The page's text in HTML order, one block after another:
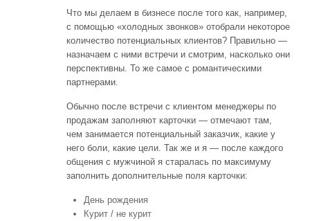
Что мы делаем в бизнесе после того как, например,
с помощью «холодных звонков» отобрали некоторое
количество потенциальных клиентов? Правильно —
назначаем с ними встречи и смотрим, насколько они
перспективны. То же самое с романтическими
партнерами.
Обычно после встречи с клиентом менеджеры по
продажам заполняют карточки — отмечают там,
чем занимается потенциальный заказчик, какие у
него боли, какие цели. Так же и я — после каждого
общения с мужчиной я старалась по максимуму
заполнить дополнительные поля карточки:
День рождения
Курит / не курит